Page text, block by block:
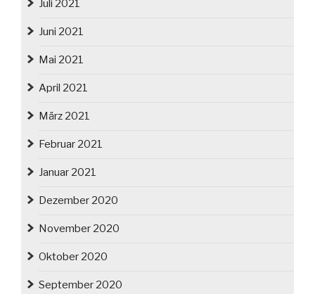
Juli 2021
Juni 2021
Mai 2021
April 2021
März 2021
Februar 2021
Januar 2021
Dezember 2020
November 2020
Oktober 2020
September 2020